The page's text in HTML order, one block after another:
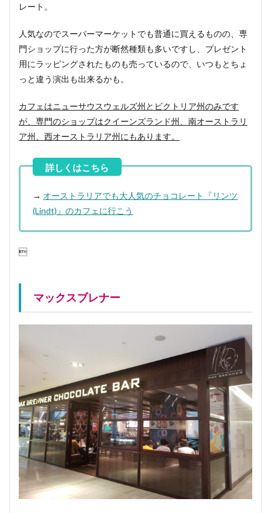
レート。
人気なのでスーパーマーケットでも普通に買えるものの、専
門ショップに行った方が断然種類も多いですし、プレゼント
用にラッピングされたものも売っているので、いつもとちょ
っと違う演出も出来るかも。
カフェはニューサウスウェルズ州とビクトリア州のみです
が、専門のショップはクイーンズランド州、南オーストラリ
ア州、西オーストラリア州にもあります。
→ オーストラリアでも大人気のチョコレート『リンツ
(Lindt)』のカフェに行こう

マックスブレナー